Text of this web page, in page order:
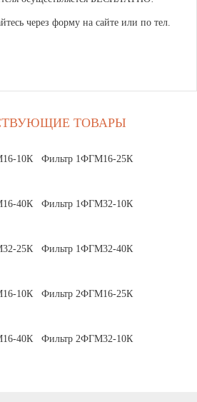
через форму на сайте или по тел.
ТОВАРЫ
10К Фильтр 1ФГМ16-25К
40К Фильтр 1ФГМ32-10К
25К Фильтр 1ФГМ32-40К
10К Фильтр 2ФГМ16-25К
40К Фильтр 2ФГМ32-10К